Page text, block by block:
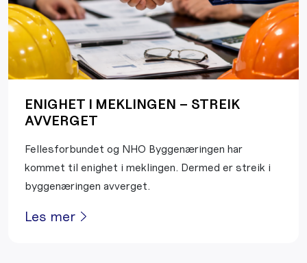
ENIGHET I MEKLINGEN – STREIK
AVVERGET
Fellesforbundet og NHO Byggenæringen har
kommet til enighet i meklingen. Dermed er streik i
byggenæringen avverget.
Les mer